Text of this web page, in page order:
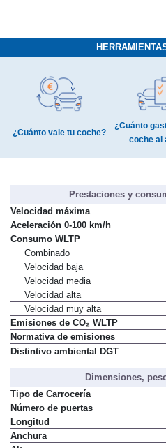
¿Cuánto vale tu coche?
¿Cuánto
coche al
Prestaciones y
Velocidad máxima
Aceleración 0-100 km/h
Consumo WLTP
Combinado
Velocidad baja
Velocidad media
Velocidad alta
Velocidad muy alta
Emisiones de CO₂ WLTP
Normativa de emisiones
Distintivo ambiental DGT
Dimensiones,
Tipo de Carrocería
Número de puertas
Longitud
Anchura